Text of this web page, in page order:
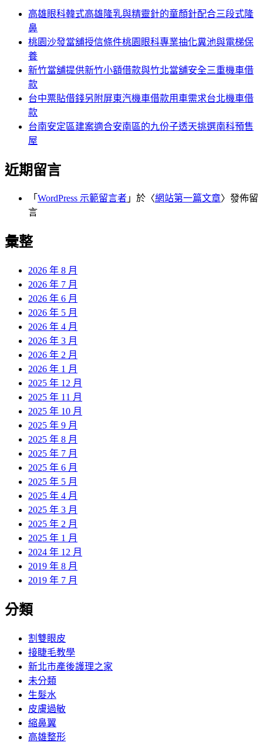
高雄眼科韓式高雄隆乳與精靈針的童顏針配合三段式隆
鼻
桃園沙發當舖授信條件桃園眼科專業抽化糞池與電梯保
養
新竹當舖提供新竹小額借款與竹北當舖安全三重機車借
款
台中票貼借錢另附屏東汽機車借款用車需求台北機車借
款
台南安定區建案適合安南區的九份子透天挑選南科預售
屋
近期留言
「 WordPress 示範留言者 」於〈網站第一篇文章〉發佈留
言
彙整
2026 年 8 月
2026 年 7 月
2026 年 6 月
2026 年 5 月
2026 年 4 月
2026 年 3 月
2026 年 2 月
2026 年 1 月
2025 年 12 月
2025 年 11 月
2025 年 10 月
2025 年 9 月
2025 年 8 月
2025 年 7 月
2025 年 6 月
2025 年 5 月
2025 年 4 月
2025 年 3 月
2025 年 2 月
2025 年 1 月
2024 年 12 月
2019 年 8 月
2019 年 7 月
分類
割雙眼皮
接睫毛教學
新北市產後護理之家
未分類
生髮水
皮膚過敏
縮鼻翼
高雄整形